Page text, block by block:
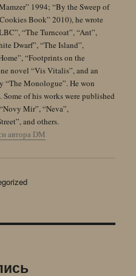
1994; “By the Sweep of
Book” 2010), he wrote
“The Turncoat”, “Ant”,
Dwarf”, “The Island”,
“Footprints on the
novel “Vis Vitalis”, and an
“The Monologue”. He won
Some of his works were published
Mir”, “Neva”,
and others.
автора DM